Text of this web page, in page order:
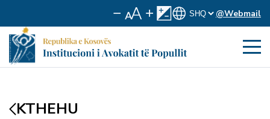
@Webmail
KTHEHU